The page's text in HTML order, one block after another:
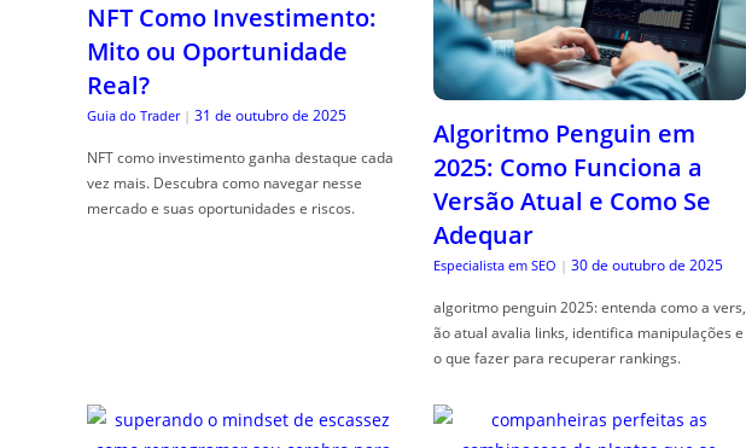
NFT Como Investimento:
Mito ou Oportunidade
Real?
Guia do Trader | 31 de outubro de 2025
NFT como investimento ganha destaque cada
vez mais. Descubra como navegar nesse
mercado e suas oportunidades e riscos.
Algoritmo Penguin em
2025: Como Funciona a
Versão Atual e Como Se
Adequar
Especialista em SEO | 30 de outubro de 2025
algoritmo penguin 2025: entenda como a vers,
ão atual avalia links, identifica manipulações e
o que fazer para recuperar rankings.